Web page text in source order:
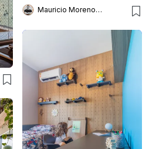
Mauricio Moreno Fotografia